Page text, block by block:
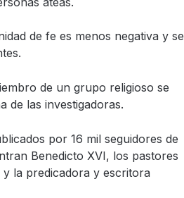
de fe es menos negativa y se
de un grupo religioso se
de las investigadoras.
por 16 mil seguidores de
Benedicto XVI, los pastores
y la predicadora y escritora